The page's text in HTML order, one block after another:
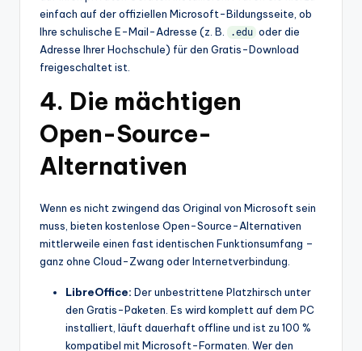
einfach auf der offiziellen Microsoft-Bildungsseite, ob
Ihre schulische E-Mail-Adresse (z. B.
.edu oder die
Adresse Ihrer Hochschule) für den Gratis-Download
freigeschaltet ist.
4. Die mächtigen
Open-Source-
Alternativen
Wenn es nicht zwingend das Original von Microsoft sein
muss, bieten kostenlose Open-Source-Alternativen
mittlerweile einen fast identischen Funktionsumfang –
ganz ohne Cloud-Zwang oder Internetverbindung.
LibreOffice: Der unbestrittene Platzhirsch unter
den Gratis-Paketen. Es wird komplett auf dem PC
installiert, läuft dauerhaft offline und ist zu 100 %
kompatibel mit Microsoft-Formaten. Wer den